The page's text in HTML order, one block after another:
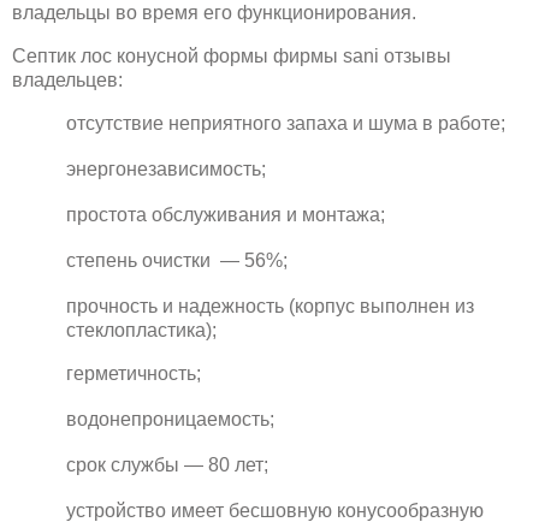
владельцы во время его функционирования.
Септик лос конусной формы фирмы sani отзывы
владельцев:
отсутствие неприятного запаха и шума в работе;
энергонезависимость;
простота обслуживания и монтажа;
степень очистки — 56%;
прочность и надежность (корпус выполнен из
стеклопластика);
герметичность;
водонепроницаемость;
срок службы — 80 лет;
устройство имеет бесшовную конусообразную